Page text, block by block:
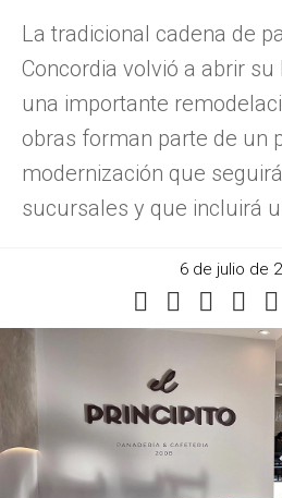
La tradicional cadena de
Concordia volvió a abrir
una importante
obras forman parte de un
modernización que
sucursales y que incluirá
6 de julio de